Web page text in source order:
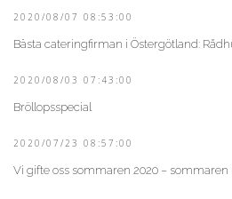
2020/08/07 08:53:00
Bästa cateringfirman i Östergötland:
2020/08/03 07:43:00
Bröllopsspecial
2020/07/23 08:57:00
Vi gifte oss sommaren 2020 –